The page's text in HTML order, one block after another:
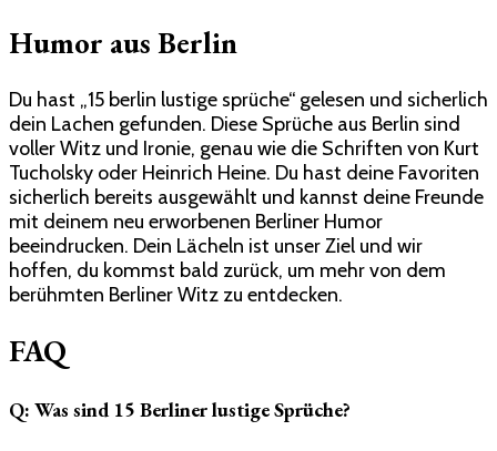
Humor aus Berlin
Du hast „15 berlin lustige sprüche“ gelesen und sicherlich
dein Lachen gefunden. Diese Sprüche aus Berlin sind
voller Witz und Ironie, genau wie die Schriften von Kurt
Tucholsky oder Heinrich Heine. Du hast deine Favoriten
sicherlich bereits ausgewählt und kannst deine Freunde
mit deinem neu erworbenen Berliner Humor
beeindrucken. Dein Lächeln ist unser Ziel und wir
hoffen, du kommst bald zurück, um mehr von dem
berühmten Berliner Witz zu entdecken.
FAQ
Q: Was sind 15 Berliner lustige Sprüche?